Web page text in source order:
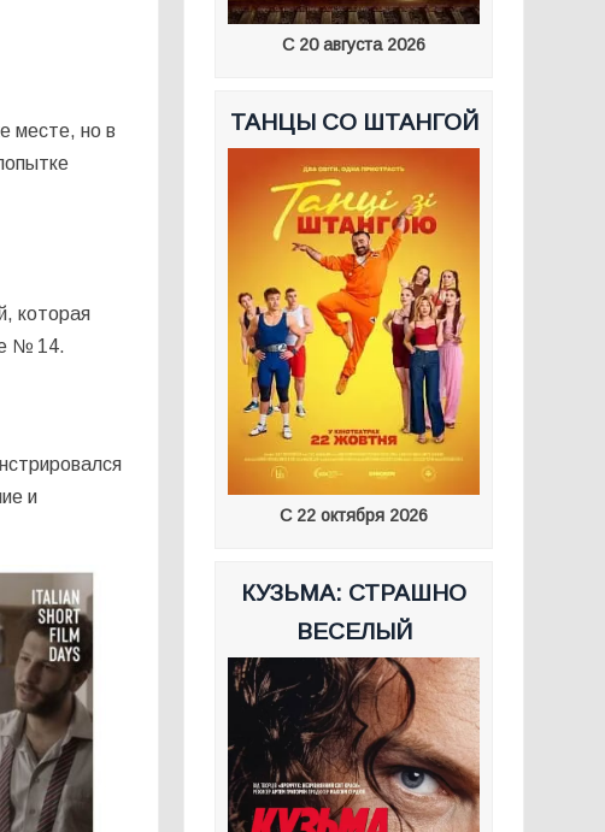
месте, но в
которая
№ 14.
и
С 20 августа 2026
ТАНЦЫ СО ШТАНГОЙ
С 22 октября 2026
КУЗЬМА: СТРАШНО
ВЕСЕЛЫЙ